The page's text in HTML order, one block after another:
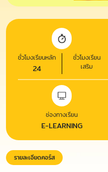
ชั่วโมงเรียนหลัก
24
ชั่วโมงเรียน
เสริม
ช่องทางเรียน
E-LEARNING
รายละเอียดคอร์ส